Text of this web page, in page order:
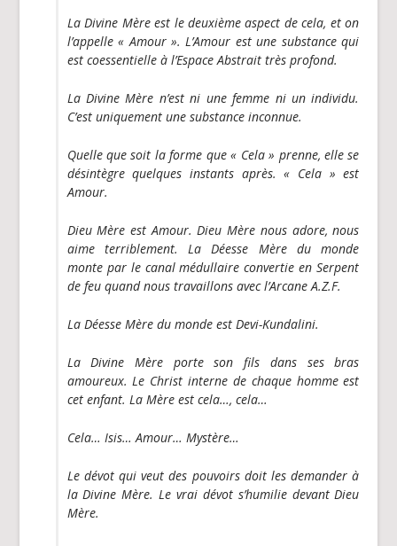
La Divine Mère est le deuxième aspect de cela, et on
l’appelle « Amour ». L’Amour est une substance qui
est coessentielle à l’Espace Abstrait très profond.
La Divine Mère n’est ni une femme ni un individu.
C’est uniquement une substance inconnue.
Quelle que soit la forme que « Cela » prenne, elle se
désintègre quelques instants après. « Cela » est
Amour.
Dieu Mère est Amour. Dieu Mère nous adore, nous
aime terriblement. La Déesse Mère du monde
monte par le canal médullaire convertie en Serpent
de feu quand nous travaillons avec l’Arcane A.Z.F.
La Déesse Mère du monde est Devi-Kundalini.
La Divine Mère porte son fils dans ses bras
amoureux. Le Christ interne de chaque homme est
cet enfant. La Mère est cela…, cela…
Cela… Isis… Amour… Mystère…
Le dévot qui veut des pouvoirs doit les demander à
la Divine Mère. Le vrai dévot s’humilie devant Dieu
Mère.